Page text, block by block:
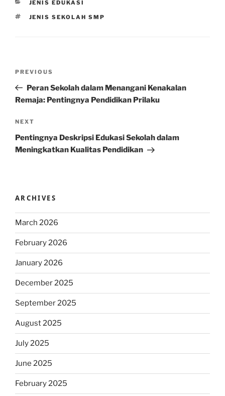
CATEGORIES
JENIS EDUKASI
TAGS
JENIS SEKOLAH SMP
Previous
Post
PREVIOUS
Peran Sekolah dalam Menangani Kenakalan
Remaja: Pentingnya Pendidikan Prilaku
Next
Post
NEXT
Pentingnya Deskripsi Edukasi Sekolah dalam
Meningkatkan Kualitas Pendidikan
ARCHIVES
March 2026
February 2026
January 2026
December 2025
September 2025
August 2025
July 2025
June 2025
February 2025